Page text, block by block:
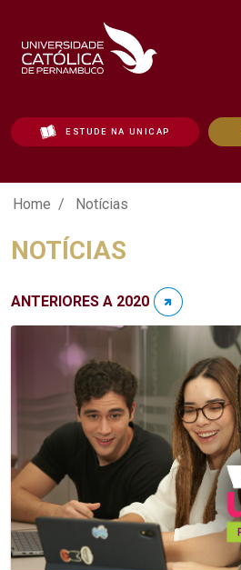
ESTUDE NA UNICAP
Notícias - Unicap
Home Notícias
NOTÍCIAS
ANTERIORES A 2020